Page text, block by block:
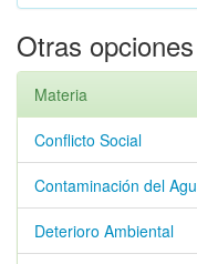
Otras
Materia
Conflicto Social
Contaminación del
Deterioro Ambiental